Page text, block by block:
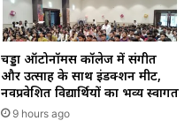
चड्डा ऑटोनॉमस कॉलेज में संगीत
और उत्साह के साथ इंडक्शन मीट,
नवप्रवेशित विद्यार्थियों का भव्य स्वागत
9 hours ago